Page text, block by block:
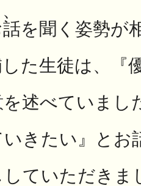
話を聞く姿勢が
した生徒は、『
述べていまし
いきたい』とお
ていただきま